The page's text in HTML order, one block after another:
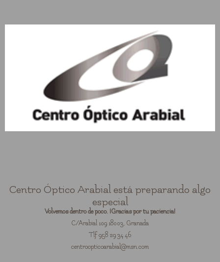
Centro Óptico Arabial está preparando algo
especial
Volvemos dentro de poco. ¡Gracias por tu paciencia!
C/Arabial 109 18003, Granada
Tlf 958 29 34 46
centroopticoarabial@msn.com